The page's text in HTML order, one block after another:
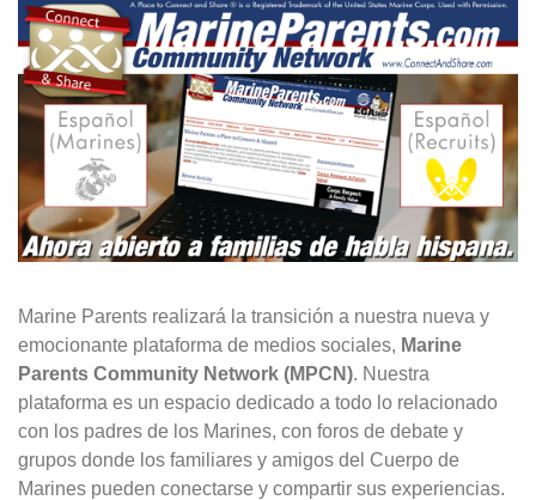
Marine Parents realizará la transición a nuestra nueva y
emocionante plataforma de medios sociales, Marine
Parents Community Network (MPCN). Nuestra
plataforma es un espacio dedicado a todo lo relacionado
con los padres de los Marines, con foros de debate y
grupos donde los familiares y amigos del Cuerpo de
Marines pueden conectarse y compartir sus experiencias.